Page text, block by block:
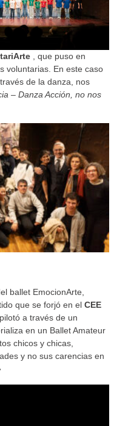
, que puso en
voluntarias. En este caso
de la danza, nos
– Danza Acción, no nos
ballet EmocionArte,
que se forjó en el CEE
a través de un
en un Ballet Amateur
chicos y chicas,
y no sus carencias en